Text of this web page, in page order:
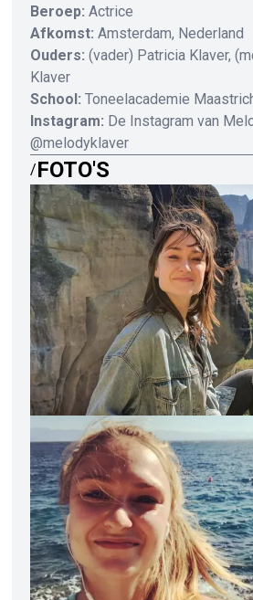
Beroep: Actrice
Afkomst: Amsterdam, Nederland
Ouders: (vader) Patricia Klaver,
Klaver
School: Toneelacademie
Instagram: De Instagram van
@melodyklaver
/FOTO'S